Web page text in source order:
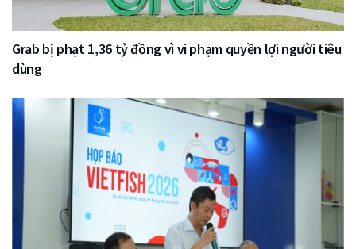
Grab bị phạt 1,36 tỷ đồng vì vi phạm quyền lợi người tiêu
dùng